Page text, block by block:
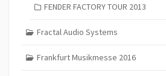
FENDER FACTORY TOUR 2013
Fractal Audio Systems
Frankfurt Musikmesse 2016